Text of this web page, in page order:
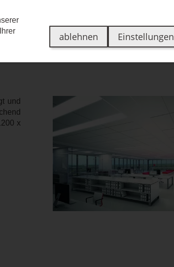
Über uns Jobs Kontakt
und
x
ablehnen Einstellungen